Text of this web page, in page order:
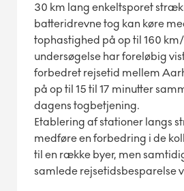
30 km lang enkeltsporet
batteridrevne tog kan køre
tophastighed på op til 160
undersøgelse har foreløbig
forbedret rejsetid mellem
på op til 15 til 17 minutter
dagens togbetjening.
Etablering af stationer langs
medføre en forbedring i de
til en række byer, men
samlede rejsetidsbesparelse